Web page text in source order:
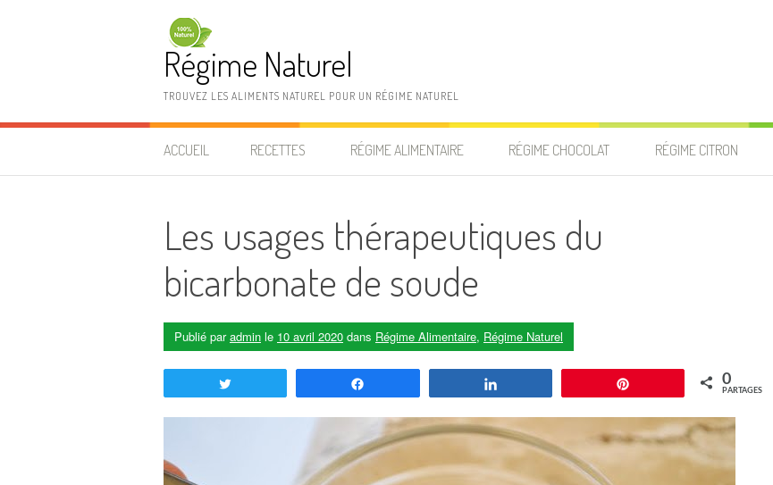
Régime Naturel
TROUVEZ LES ALIMENTS NATUREL POUR UN RÉGIME NATUREL
ACCUEIL RECETTES RÉGIME ALIMENTAIRE RÉGIME CHOCOLAT RÉGIME CITRON
Les usages thérapeutiques du
bicarbonate de soude
Publié paradmin le 10 avril 2020 dans Régime Alimentaire, Régime Naturel
0
PARTAGES